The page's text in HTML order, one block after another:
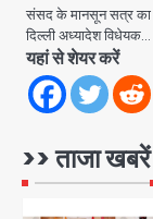
संसद के मानसून सत्र का
दिल्ली अध्यादेश विधेयक…
यहां से शेयर करें
>> ताजा खबरें
5